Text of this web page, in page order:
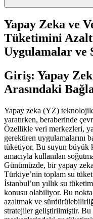
Yapay Zeka ve
Tüketimini
Uygulamalar ve
Giriş: Yapay
Arasındaki
Yapay zeka (YZ)
yaratırken, beraberinde
Özellikle veri merkezleri,
gerektiren uygulamalarını
tüketiyor. Bu suyun büyük
amacıyla kullanılan
Günümüzde, bir yapay
Türkiye’nin toplam su
İstanbul’un yıllık su
konusu olabiliyor. Bu
azaltmak ve
stratejiler geliştirilmiştir. Bu